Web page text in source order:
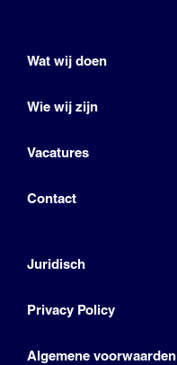
Wat wij doen
Wie wij zijn
Vacatures
Contact
Juridisch
Privacy Policy
Algemene voorwaarden